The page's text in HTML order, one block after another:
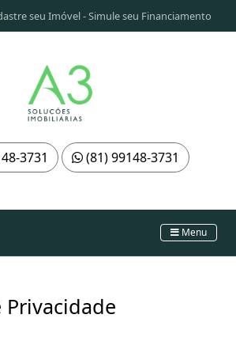
seu Imóvel-Simule seu Financiamento
3731 (81) 99148-3731
Menu
Privacidade